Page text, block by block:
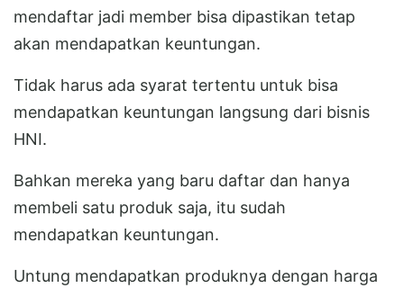
mendaftar jadi member bisa dipastikan tetap
akan mendapatkan keuntungan.
Tidak harus ada syarat tertentu untuk bisa
mendapatkan keuntungan langsung dari bisnis
HNI.
Bahkan mereka yang baru daftar dan hanya
membeli satu produk saja, itu sudah
mendapatkan keuntungan.
Untung mendapatkan produknya dengan harga